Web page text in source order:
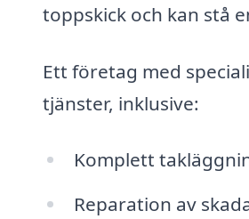
toppskick och kan stå
Ett företag med
tjänster, inklusive:
Komplett
Reparation av